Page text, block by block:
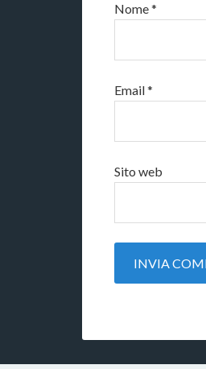
Nome*
Email*
Sito web